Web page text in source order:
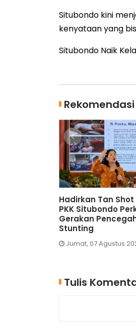
Situbondo kini
kenyataan yang
Situbondo Naik
Rekomendasi
Hadirkan Tan Shot Yen, TP
PKK Situbondo Perkuat
Gerakan Pencegahan
Jumat, 07 Agustus 2026
Tulis